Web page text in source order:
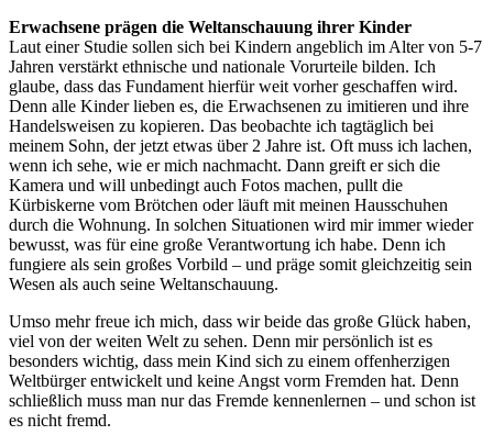
Erwachsene prägen die Weltanschauung ihrer Kinder
Laut einer Studie sollen sich bei Kindern angeblich im Alter von 5-7
Jahren verstärkt ethnische und nationale Vorurteile bilden. Ich
glaube, dass das Fundament hierfür weit vorher geschaffen wird.
Denn alle Kinder lieben es, die Erwachsenen zu imitieren und ihre
Handelsweisen zu kopieren. Das beobachte ich tagtäglich bei
meinem Sohn, der jetzt etwas über 2 Jahre ist. Oft muss ich lachen,
wenn ich sehe, wie er mich nachmacht. Dann greift er sich die
Kamera und will unbedingt auch Fotos machen, pullt die
Kürbiskerne vom Brötchen oder läuft mit meinen Hausschuhen
durch die Wohnung. In solchen Situationen wird mir immer wieder
bewusst, was für eine große Verantwortung ich habe. Denn ich
fungiere als sein großes Vorbild – und präge somit gleichzeitig sein
Wesen als auch seine Weltanschauung.
Umso mehr freue ich mich, dass wir beide das große Glück haben,
viel von der weiten Welt zu sehen. Denn mir persönlich ist es
besonders wichtig, dass mein Kind sich zu einem offenherzigen
Weltbürger entwickelt und keine Angst vorm Fremden hat. Denn
schließlich muss man nur das Fremde kennenlernen – und schon ist
es nicht fremd.